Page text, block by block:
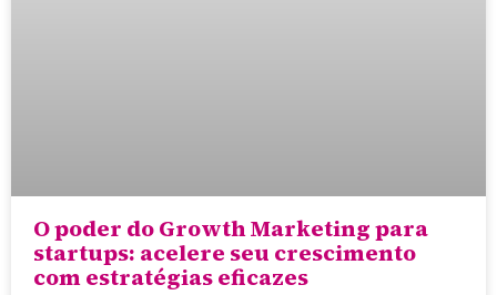
O poder do Growth Marketing para
startups: acelere seu crescimento
com estratégias eficazes